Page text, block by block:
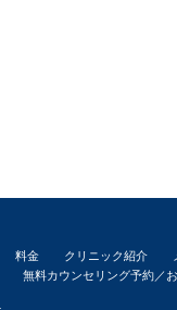
料金 クリニック紹介
無料カウンセリング予約／